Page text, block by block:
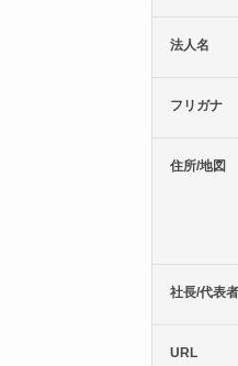
法人名
フリガナ
住所/地図
社長/代表者
URL